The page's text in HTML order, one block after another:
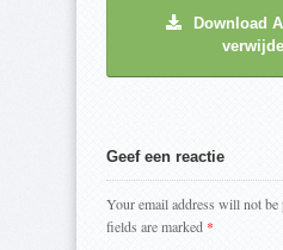
Download
Geef een reactie
Your email address will not be
fields are marked *